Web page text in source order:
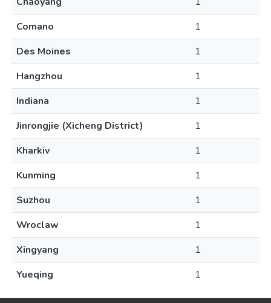
Comano
1
Des Moines
1
Hangzhou
1
Indiana
1
Jinrongjie (Xicheng District)
1
Kharkiv
1
Kunming
1
Suzhou
1
Wroclaw
1
Xingyang
1
Yueqing
1